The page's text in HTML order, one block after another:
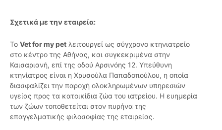
Σχετικά με την εταιρεία:
Το Vet for my pet λειτουργεί ως σύγχρονο κτηνιατρείο
στο κέντρο της Αθήνας, και συγκεκριμένα στην
Καισαριανή, επί της οδού Αρσινόης 12. Υπεύθυνη
κτηνίατρος είναι η Χρυσούλα Παπαδοπούλου, η οποία
διασφαλίζει την παροχή ολοκληρωμένων υπηρεσιών
υγείας προς τα κατοικίδια ζώα του ιατρείου. Η ευημερία
των ζώων τοποθετείται στον πυρήνα της
επαγγελματικής φιλοσοφίας της εταιρείας.